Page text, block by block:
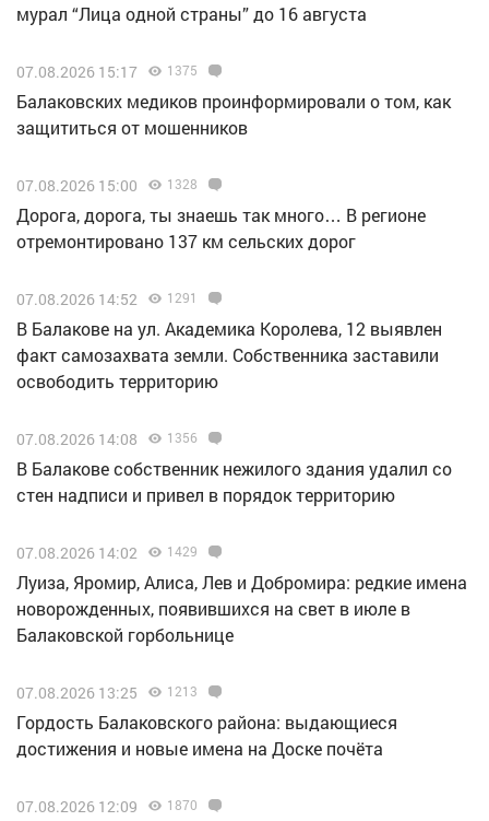
мурал “Лица одной страны” до 16 августа
07.08.2026 15:17 1375
Балаковских медиков проинформировали о том, как
защититься от мошенников
07.08.2026 15:00 1328
Дорога, дорога, ты знаешь так много… В регионе
отремонтировано 137 км сельских дорог
07.08.2026 14:52 1291
В Балакове на ул. Академика Королева, 12 выявлен
факт самозахвата земли. Собственника заставили
освободить территорию
07.08.2026 14:08 1356
В Балакове собственник нежилого здания удалил со
стен надписи и привел в порядок территорию
07.08.2026 14:02 1429
Луиза, Яромир, Алиса, Лев и Добромира: редкие имена
новорожденных, появившихся на свет в июле в
Балаковской горбольнице
07.08.2026 13:25 1213
Гордость Балаковского района: выдающиеся
достижения и новые имена на Доске почёта
07.08.2026 12:09 1870